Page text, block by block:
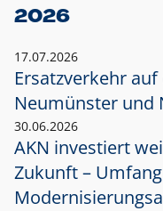
2026
17.07.2026
Ersatzverkehr
Neumünster und
30.06.2026
AKN investiert
Zukunft –